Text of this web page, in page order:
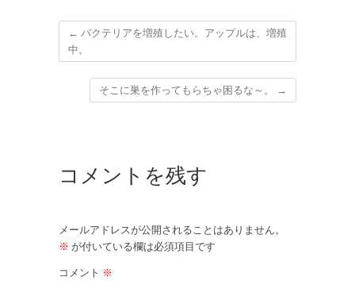
← バクテリアを増殖したい。アップルは、増殖
中。
そこに巣を作ってもらちゃ困るな～。 →
コメントを残す
メールアドレスが公開されることはありません。
※ が付いている欄は必須項目です
コメント ※